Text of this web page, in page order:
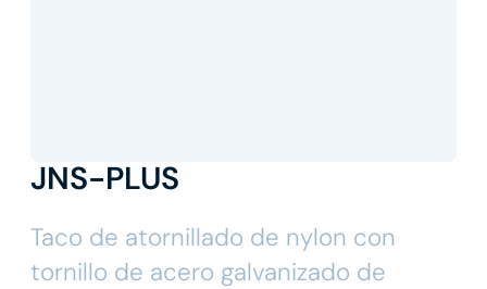
JNS-PLUS
Taco de atornillado de nylon con
tornillo de acero galvanizado de